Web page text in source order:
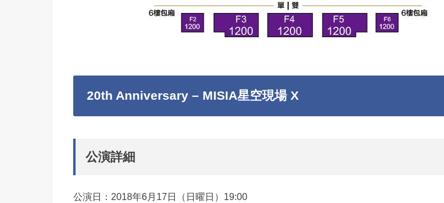
20th Anniversary – MISIA星空現場 X
公演詳細
公演日：2018年6月17日（日曜日）19:00